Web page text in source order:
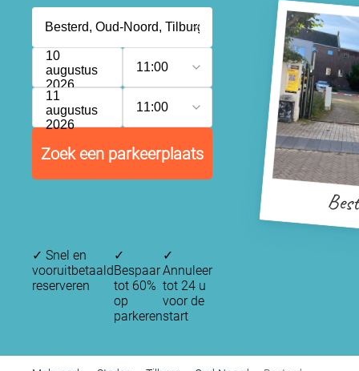
10
augustus
2026
11:00
11
augustus
2026
11:00
Zoek een parkeerplaats
✓ Snel en
vooruitbetaald
reserveren
✓
Bespaar
tot 60%
op
parkeren
✓
Annuleer
tot 24 u
voor de
start